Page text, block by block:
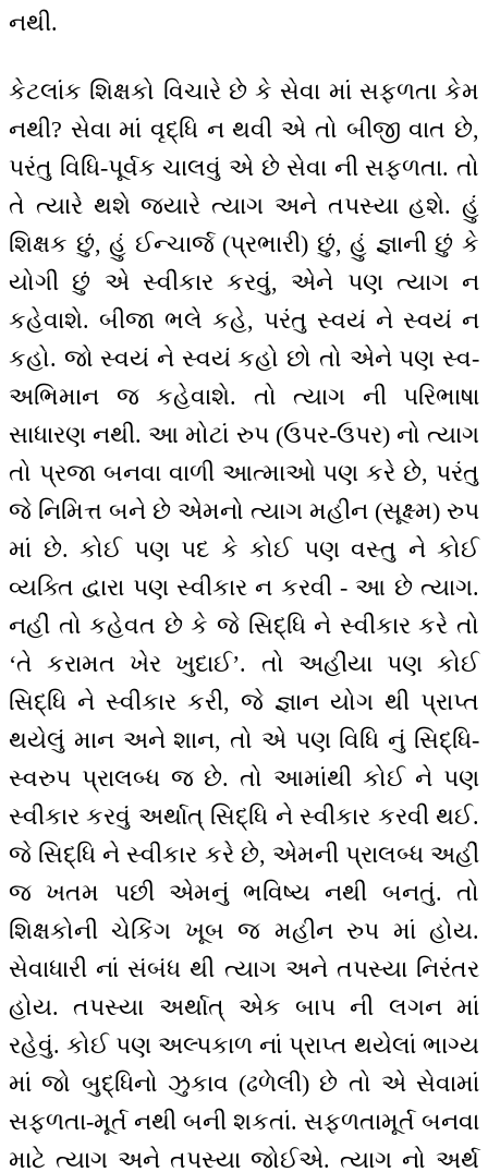
નથી.
કેટલાંક શિક્ષકો વિચારે છે કે સેવા માં સફળતા કેમ
નથી? સેવા માં વૃદ્ધિ ન થવી એ તો બીજી વાત છે,
પરંતુ વિધિ-પૂર્વક ચાલવું એ છે સેવા ની સફળતા. તો
તે ત્યારે થશે જ્યારે ત્યાગ અને તપસ્યા હશે. હું
શિક્ષક છું, હું ઈન્ચાર્જ (પ્રભારી) છું, હું જ્ઞાની છું કે
યોગી છું એ સ્વીકાર કરવું, એને પણ ત્યાગ ન
કહેવાશે. બીજા ભલે કહે, પરંતુ સ્વયં ને સ્વયં ન
કહો. જો સ્વયં ને સ્વયં કહો છો તો એને પણ સ્વ-
અભિમાન જ કહેવાશે. તો ત્યાગ ની પરિભાષા
સાધારણ નથી. આ મોટાં રુપ (ઉપર-ઉપર) નો ત્યાગ
તો પ્રજા બનવા વાળી આત્માઓ પણ કરે છે, પરંતુ
જે નિમિત્ત બને છે એમનો ત્યાગ મહીન (સૂક્ષ્મ) રુપ
માં છે. કોઈ પણ પદ કે કોઈ પણ વસ્તુ ને કોઈ
વ્યક્તિ દ્વારા પણ સ્વીકાર ન કરવી - આ છે ત્યાગ.
નહીં તો કહેવત છે કે જે સિદ્ધિ ને સ્વીકાર કરે તો
‘તે કરામત ખેર ખુદાઈ’. તો અહીંયા પણ કોઈ
સિદ્ધિ ને સ્વીકાર કરી, જે જ્ઞાન યોગ થી પ્રાપ્ત
થયેલું માન અને શાન, તો એ પણ વિધિ નું સિદ્ધિ-
સ્વરુપ પ્રાલબ્ધ જ છે. તો આમાંથી કોઈ ને પણ
સ્વીકાર કરવું અર્થાત્ સિદ્ધિ ને સ્વીકાર કરવી થઈ.
જે સિદ્ધિ ને સ્વીકાર કરે છે, એમની પ્રાલબ્ધ અહીં
જ ખતમ પછી એમનું ભવિષ્ય નથી બનતું. તો
શિક્ષકોની ચેકિંગ ખૂબ જ મહીન રુપ માં હોય.
સેવાધારી નાં સંબંધ થી ત્યાગ અને તપસ્યા નિરંતર
હોય. તપસ્યા અર્થાત્ એક બાપ ની લગન માં
રહેવું. કોઈ પણ અલ્પકાળ નાં પ્રાપ્ત થયેલાં ભાગ્ય
માં જો બુદ્ધિનો ઝુકાવ (ઢળેલી) છે તો એ સેવામાં
સફળતા-મૂર્ત નથી બની શકતાં. સફળતામૂર્ત બનવા
માટે ત્યાગ અને તપસ્યા જોઈએ. ત્યાગ નો અર્થ